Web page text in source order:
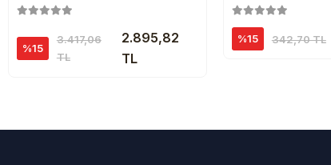
Sürücü
%15
3.417,06
TL
2.895,82
TL
%15 342,70 TL